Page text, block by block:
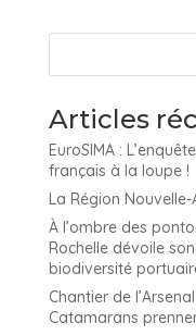
Articles
EuroSIMA :
français à la loupe !
La Région
À l’ombre des
Rochelle dévoile
biodiversité
Chantier de
Catamarans